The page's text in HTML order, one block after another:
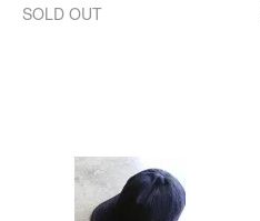
SOLD OUT